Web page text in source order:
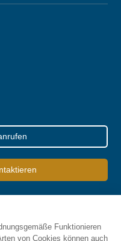
Funktionieren
von Cookies können auch